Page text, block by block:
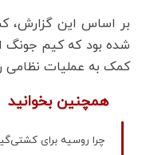
بر اساس این گزارش،
شده بود که کیم جونگ
کمک به عملیات نظامی
همچنین بخوانید
چرا روسیه برای